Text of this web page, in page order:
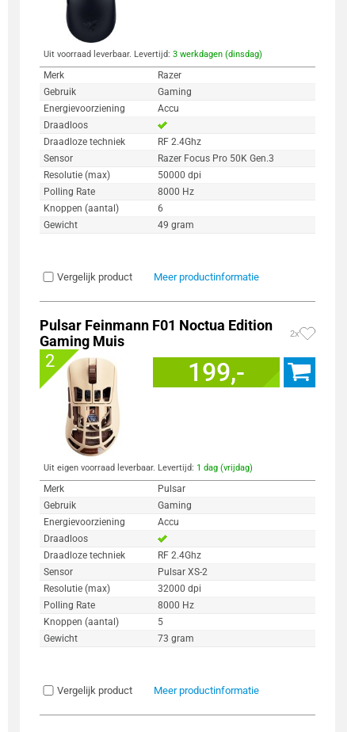
Uit voorraad leverbaar. Levertijd: 3 werkdagen (dinsdag)
Merk
Razer
Gebruik
Gaming
Energievoorziening
Accu
Draadloos
Draadloze techniek
RF 2.4Ghz
Sensor
Razer Focus Pro 50K Gen.3
Resolutie (max)
50000 dpi
Polling Rate
8000 Hz
Knoppen (aantal)
6
Gewicht
49 gram
Vergelijk product Meer productinformatie
Pulsar Feinmann F01 Noctua Edition
Gaming Muis
2x
2 199,-
Uit eigen voorraad leverbaar. Levertijd: 1 dag (vrijdag)
Merk
Pulsar
Gebruik
Gaming
Energievoorziening
Accu
Draadloos
Draadloze techniek
RF 2.4Ghz
Sensor
Pulsar XS-2
Resolutie (max)
32000 dpi
Polling Rate
8000 Hz
Knoppen (aantal)
5
Gewicht
73 gram
Vergelijk product Meer productinformatie